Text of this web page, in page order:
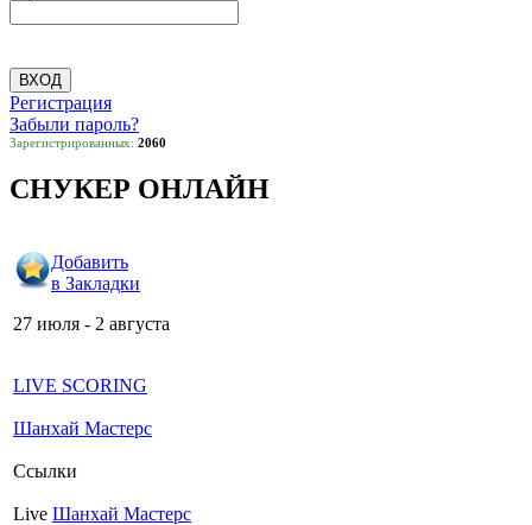
Регистрация
Забыли пароль?
Зарегистрированных: 2060
СНУКЕР ОНЛАЙН
Добавить
в Закладки
27 июля - 2 августа
LIVE SCORING
Шанхай Мастерс
Ссылки
Live Шанхай Мастерс